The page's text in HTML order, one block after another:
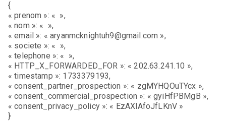
{
« prenom »: « »,
« nom »: « »,
« email »: « aryanmcknightuh9@gmail.com »,
« societe »: « »,
« telephone »: « »,
« HTTP_X_FORWARDED_FOR »: « 202.63.241.10 »,
« timestamp »: 1733379193,
« consent_partner_prospection »: « zgMYHQOuTYcx »,
« consent_commercial_prospection »: « gyiHfPBMgB »,
« consent_privacy_policy »: « EzAXlAfoJfLKnV »
}